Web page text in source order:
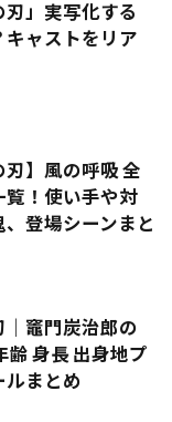
刃」実写化する
キャストをリア
刃】風の呼吸 全
覧！使い手や対
、登場シーンまと
｜竈門炭治郎の
齢 身長 出身地プ
ルまとめ